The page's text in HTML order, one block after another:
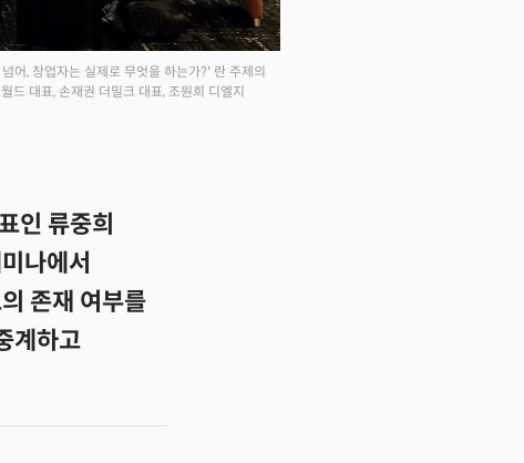
어, 창업자는 실제로 무엇을 하는가?' 란 주제의
드 대표, 손재권 더밀크 대표, 조원희 디엘지
인 류중희
나에서
존재 여부를
계하고